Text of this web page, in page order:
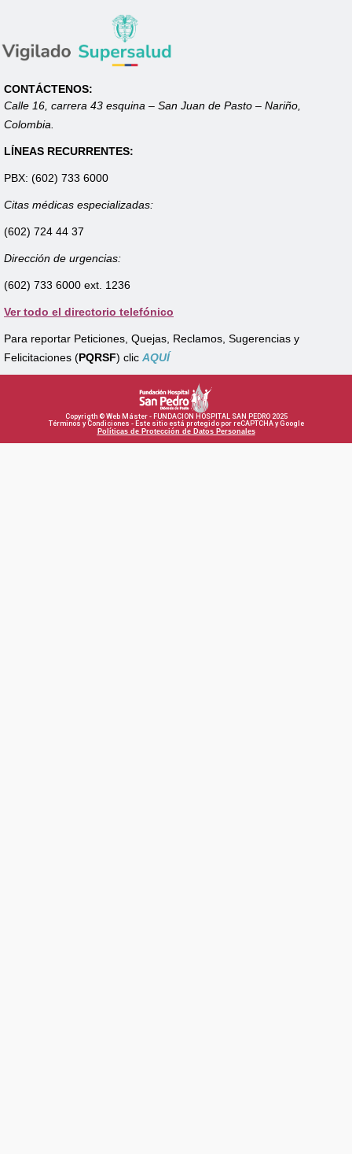
CONTÁCTENOS:
Calle 16, carrera 43 esquina – San Juan de Pasto – Nariño,
Colombia.
LÍNEAS RECURRENTES:
PBX: (602) 733 6000
Citas médicas especializadas:
(602) 724 44 37
Dirección de urgencias:
(602) 733 6000 ext. 1236
Ver todo el directorio telefónico
Para reportar Peticiones, Quejas, Reclamos, Sugerencias y
Felicitaciones (PQRSF) clic AQUÍ
Copyrigth © Web Máster - FUNDACION HOSPITAL SAN PEDRO 2025
Términos y Condiciones - Este sitio está protegido por reCAPTCHA y Google
Políticas de Protección de Datos Personales